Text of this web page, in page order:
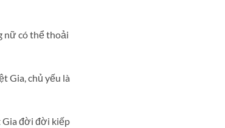
nữ có thể thoải
Gia, chủ yếu là
Gia đời đời kiếp